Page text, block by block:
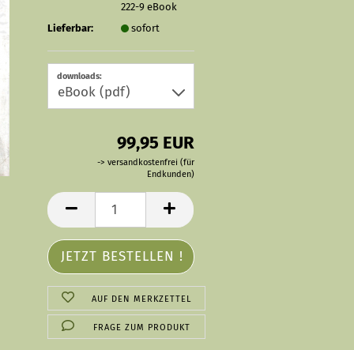
222-9 eBook
Lieferbar:
sofort
downloads:
99,95 EUR
-> versandkostenfrei (für
Endkunden)
AUF DEN MERKZETTEL
FRAGE ZUM PRODUKT